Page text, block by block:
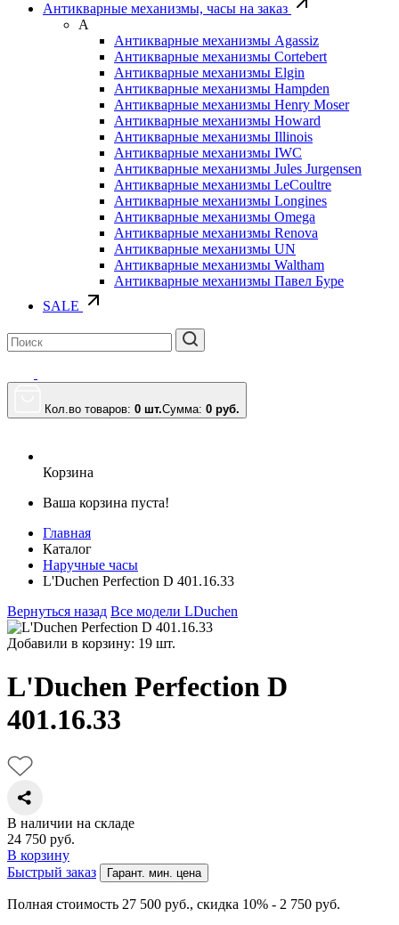
Антикварные механизмы, часы на заказ
А
Антикварные механизмы Agassiz
Антикварные механизмы Cortebert
Антикварные механизмы Elgin
Антикварные механизмы Hampden
Антикварные механизмы Henry Moser
Антикварные механизмы Howard
Антикварные механизмы Illinois
Антикварные механизмы IWC
Антикварные механизмы Jules Jurgensen
Антикварные механизмы LeCoultre
Антикварные механизмы Longines
Антикварные механизмы Omega
Антикварные механизмы Renova
Антикварные механизмы UN
Антикварные механизмы Waltham
Антикварные механизмы Павел Буре
SALE
Кол.во товаров: 0 шт.Сумма: 0 руб.
Корзина
Ваша корзина пуста!
Главная
Каталог
Наручные часы
L'Duchen Perfection D 401.16.33
Вернуться назад Все модели LDuchen
Добавили в корзину: 19 шт.
L'Duchen Perfection D
401.16.33
В наличии на складе
24 750 руб.
В корзину
Быстрый заказ
Гарант. мин. цена
Полная стоимость 27 500 руб., скидка 10% - 2 750 руб.